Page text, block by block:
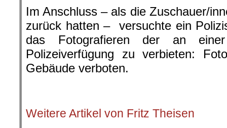
Im Anschluss – als die Zuschauer/
zurück hatten – versuchte ein
das Fotografieren der an einer
Polizeiverfügung zu verbieten:
Gebäude verboten.
Weitere Artikel von Fritz Theisen